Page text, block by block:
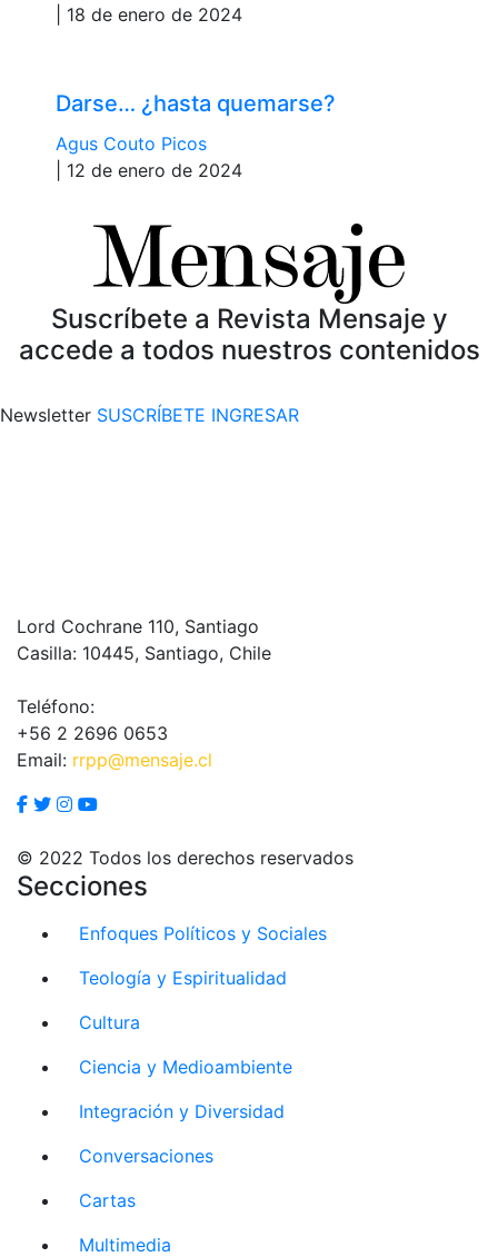
| 18 de enero de 2024
Darse… ¿hasta quemarse?
Agus Couto Picos
| 12 de enero de 2024
Suscríbete a Revista Mensaje y
accede a todos nuestros contenidos
Newsletter SUSCRÍBETE INGRESAR
Lord Cochrane 110, Santiago
Casilla: 10445, Santiago, Chile
Teléfono:
+56 2 2696 0653
Email: rrpp@mensaje.cl
© 2022 Todos los derechos reservados
Secciones
Enfoques Políticos y Sociales
Teología y Espiritualidad
Cultura
Ciencia y Medioambiente
Integración y Diversidad
Conversaciones
Cartas
Multimedia